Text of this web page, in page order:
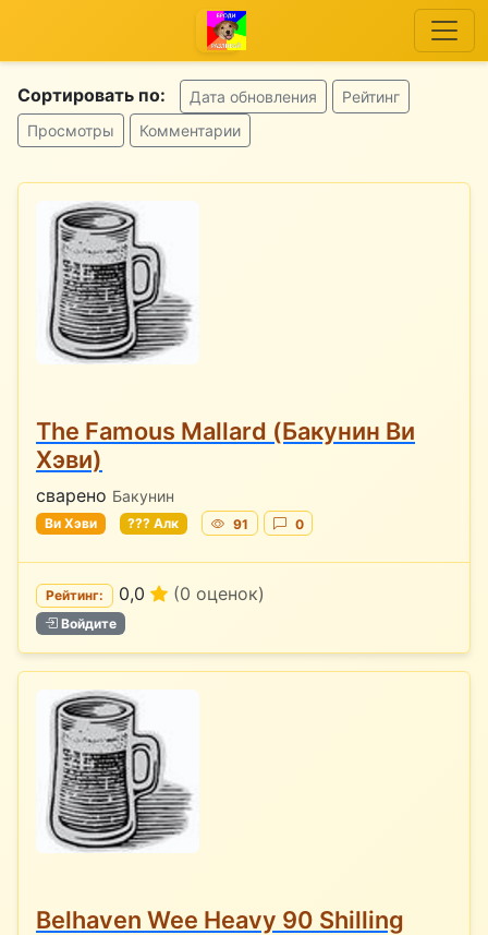
Сортировать по: Дата обновления
Рейтинг
Просмотры
Комментарии
The Famous Mallard (Бакунин Ви
Хэви)
сварено Бакунин
Ви Хэви ??? Алк 91 0
Рейтинг: 0,0 (0 оценок)
Войдите
Belhaven Wee Heavy 90 Shilling